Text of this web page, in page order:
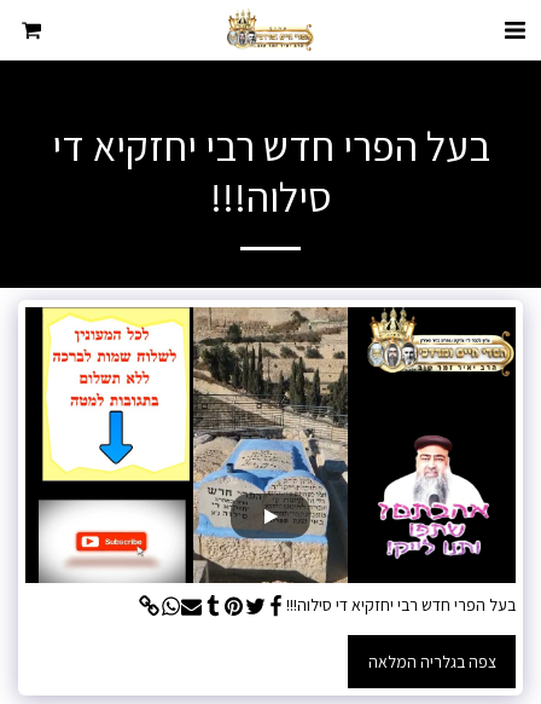
בעל הפרי חדש רבי יחזקיא די
סילוה!!!
בעל הפרי חדש רבי יחזקיא די סילוה!!!
צפה בגלריה המלאה